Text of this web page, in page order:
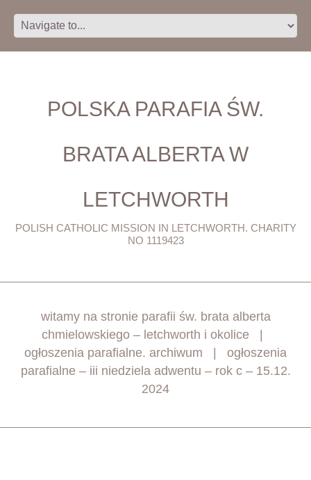
POLSKA PARAFIA ŚW.
BRATA ALBERTA W
LETCHWORTH
POLISH CATHOLIC MISSION IN LETCHWORTH. CHARITY
NO 1119423
witamy na stronie parafii św. brata alberta
chmielowskiego – letchworth i okolice
ogłoszenia parafialne. archiwum
ogłoszenia
parafialne – iii niedziela adwentu – rok c – 15.12.
2024